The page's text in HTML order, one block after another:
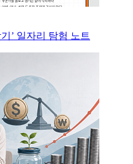
’ 일자리 탐험 노트